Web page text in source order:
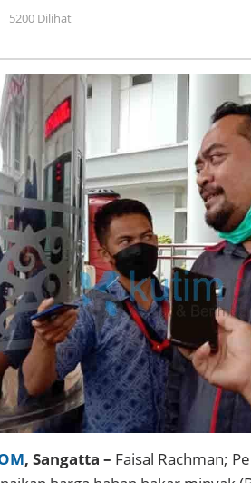
5200 Dilihat
, Sangatta – Faisal Rachman;